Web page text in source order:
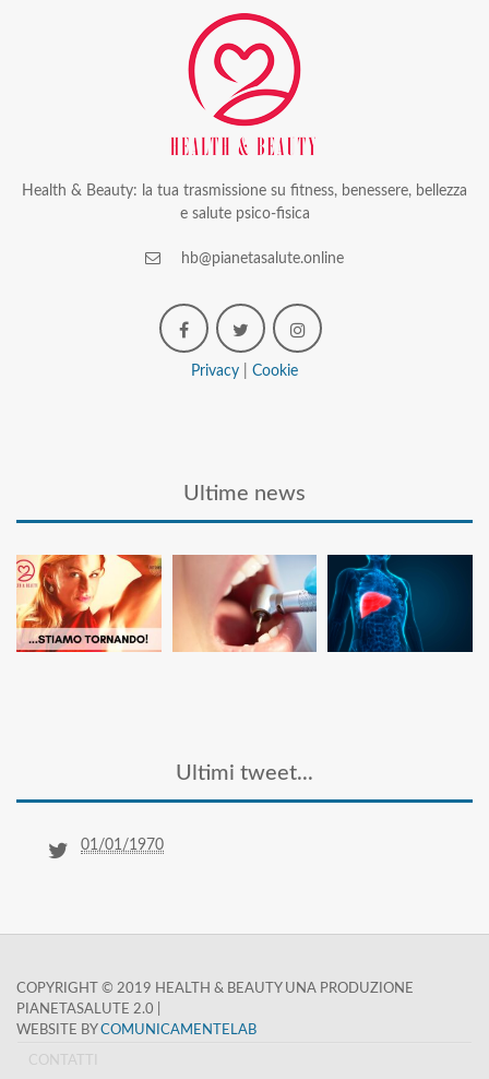
Health & Beauty: la tua trasmissione su fitness, benessere, bellezza
e salute psico-fisica
hb@pianetasalute.online
Privacy Cookie
Ultime news
Ultimi tweet...
01/01/1970
COPYRIGHT © 2019 HEALTH & BEAUTY UNA PRODUZIONE
PIANETASALUTE 2.0 |
WEBSITE BYCOMUNICAMENTELAB
CONTATTI